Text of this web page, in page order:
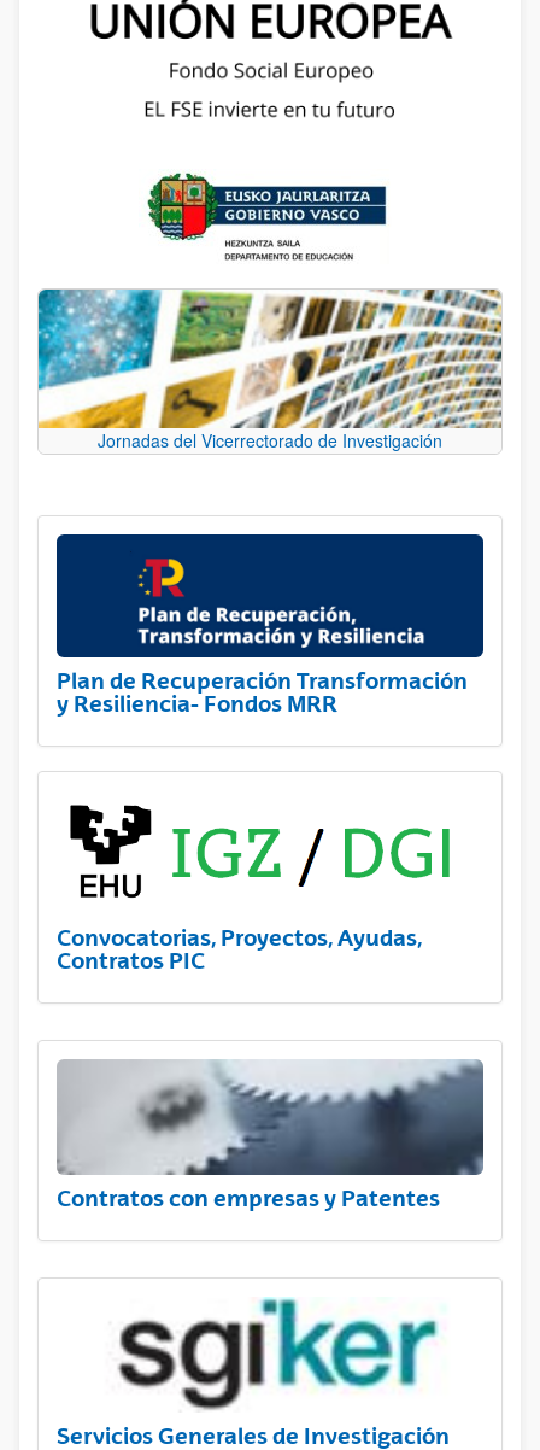
Jornadas del Vicerrectorado de Investigación
Plan de Recuperación Transformación
y Resiliencia- Fondos MRR
Convocatorias, Proyectos, Ayudas,
Contratos PIC
Contratos con empresas y Patentes
Servicios Generales de Investigación